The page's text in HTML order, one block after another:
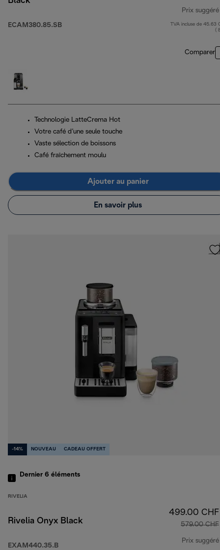
ECAM380.85.SB
Prix suggéré
TVA incluse de 45.63
(
Comparer
Technologie LatteCrema Hot
Votre café d’une seule touche
Vaste sélection de boissons
Café fraîchement moulu
Ajouter au panier
En savoir plus
-14% NOUVEAU CADEAU OFFERT
Dernier 6 éléments
RIVELIA
Rivelia Onyx Black
EXAM440.35.B
499.00 CHF
579.00 CHF
Prix suggéré